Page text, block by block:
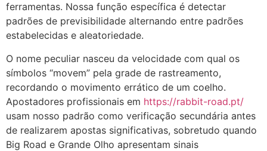
ferramentas. Nossa função específica é detectar
padrões de previsibilidade alternando entre padrões
estabelecidas e aleatoriedade.
O nome peculiar nasceu da velocidade com qual os
símbolos “movem” pela grade de rastreamento,
recordando o movimento errático de um coelho.
Apostadores profissionais em https://rabbit-road.pt/
usam nosso padrão como verificação secundária antes
de realizarem apostas significativas, sobretudo quando
Big Road e Grande Olho apresentam sinais